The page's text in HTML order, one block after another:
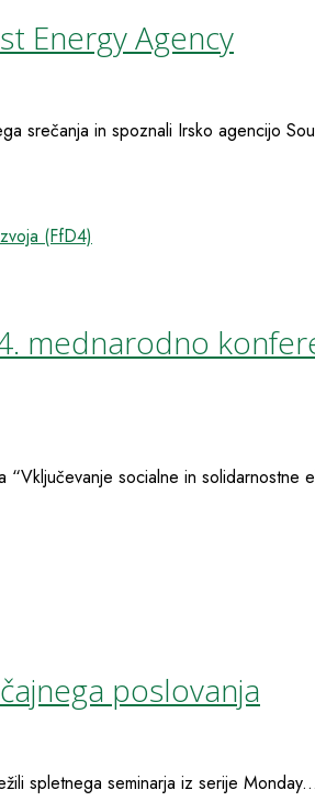
Energy Agency
srečanja in spoznali Irsko agencijo
mednarodno
socialne in solidarnostne
poslovanja
spletnega seminarja iz serije Monday...